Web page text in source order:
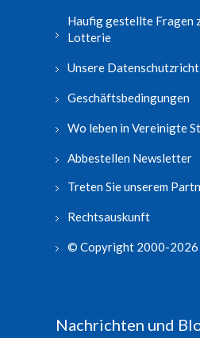
Haufig gestellte Fragen
Lotterie
Unsere
Geschäftsbedingungen
Wo leben in Vereinigte
Abbestellen Newsletter
Treten Sie unserem
Rechtsauskunft
© Copyright 2000-2026
Nachrichten und